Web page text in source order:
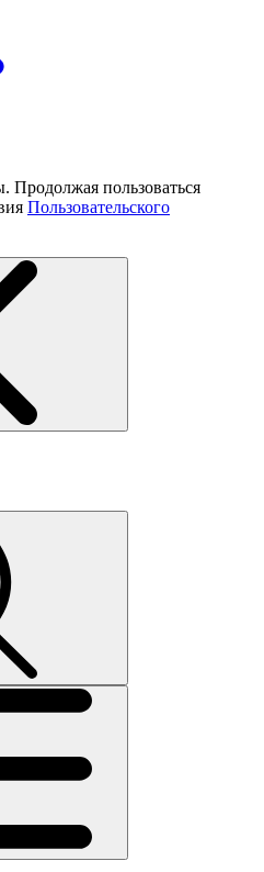
пользоваться
Пользовательского